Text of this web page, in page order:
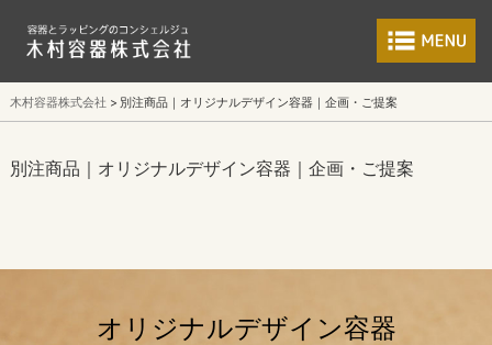
食品包装容器と
木村容器株式会社 別注商品｜オリジナルデザイン容器｜企画・ご提案
別注商品｜オリジナルデザイン容器｜企画・ご提案
オリジナルデザイン容器